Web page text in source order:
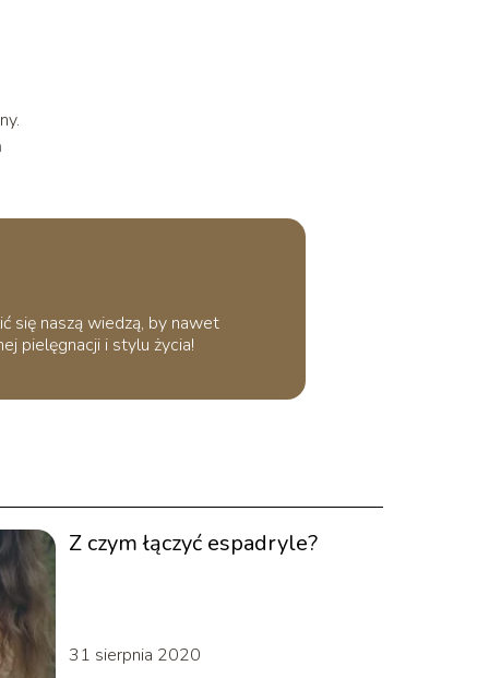
się naszą wiedzą, by nawet
pielęgnacji i stylu życia!
Z czym łączyć espadryle?
31 sierpnia 2020